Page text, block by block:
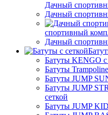
Дачный
Дачный
спортивный
Дачный
Батуты KENGO с
Батуты
Батуты JUMP
Батуты JUMP
сеткой
Батуты JUMP